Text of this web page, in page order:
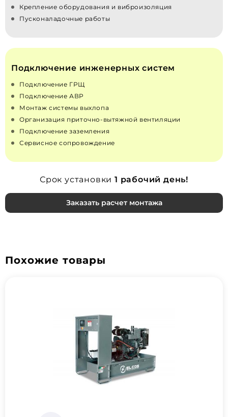
Крепление оборудования и виброизоляция
Пусконаладочные работы
Подключение инженерных систем
Подключение ГРЩ
Подключение АВР
Монтаж системы выхлопа
Организация приточно‑вытяжной вентиляции
Подключение заземления
Сервисное сопровождение
Срок установки 1 рабочий день!
Заказать расчет монтажа
Похожие товары